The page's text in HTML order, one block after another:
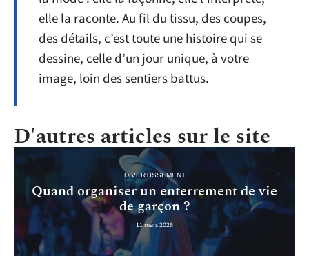
elle la raconte. Au fil du tissu, des coupes,
des détails, c’est toute une histoire qui se
dessine, celle d’un jour unique, à votre
image, loin des sentiers battus.
D'autres articles sur le site
DIVERTISSEMENT
Quand organiser un enterrement de vie
de garçon ?
11 mars 2026